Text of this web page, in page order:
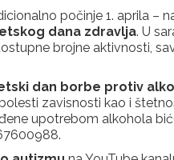
počinje 1. aprila –
dana zdravlja. U
brojne aktivnosti,
dan borbe protiv
zavisnosti kao i
upotrebom alkohola